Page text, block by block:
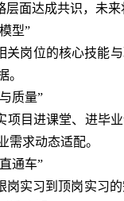
面达成共识，未来
型”
关岗位的核心技能
。
质量”
项目进课堂、进毕
需求动态适配。
通车”
岗实习到顶岗实习